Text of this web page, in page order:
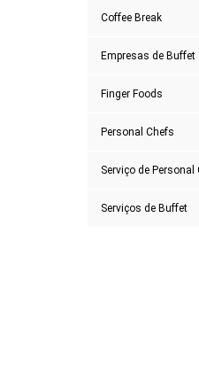
Coffee Break
Empresas de Buffet
Finger Foods
Personal Chefs
Serviço de Personal
Serviços de Buffet